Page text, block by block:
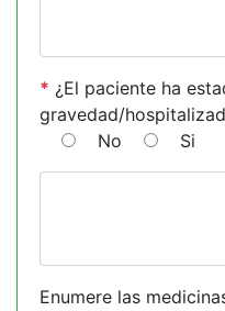
* ¿El paciente ha
gravedad/
No
Si
Enumere las